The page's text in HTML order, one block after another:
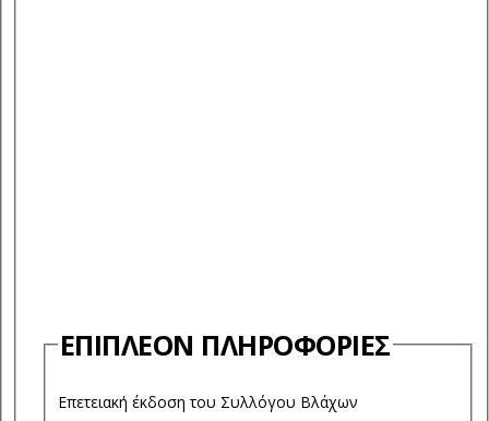
ΕΠΙΠΛΈΟΝ ΠΛΗΡΟΦΟΡΊΕΣ
Επετειακή έκδοση του Συλλόγου Βλάχων